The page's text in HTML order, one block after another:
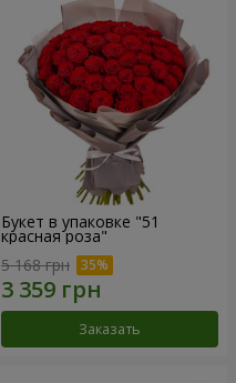
Букет в упаковке "51
красная роза"
5 168 грн
Заказать